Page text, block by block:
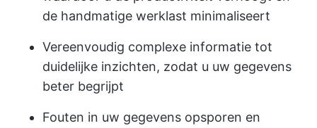
de handmatige werklast minimaliseert
Vereenvoudig complexe informatie tot
duidelijke inzichten, zodat u uw gegevens
beter begrijpt
Fouten in uw gegevens opsporen en